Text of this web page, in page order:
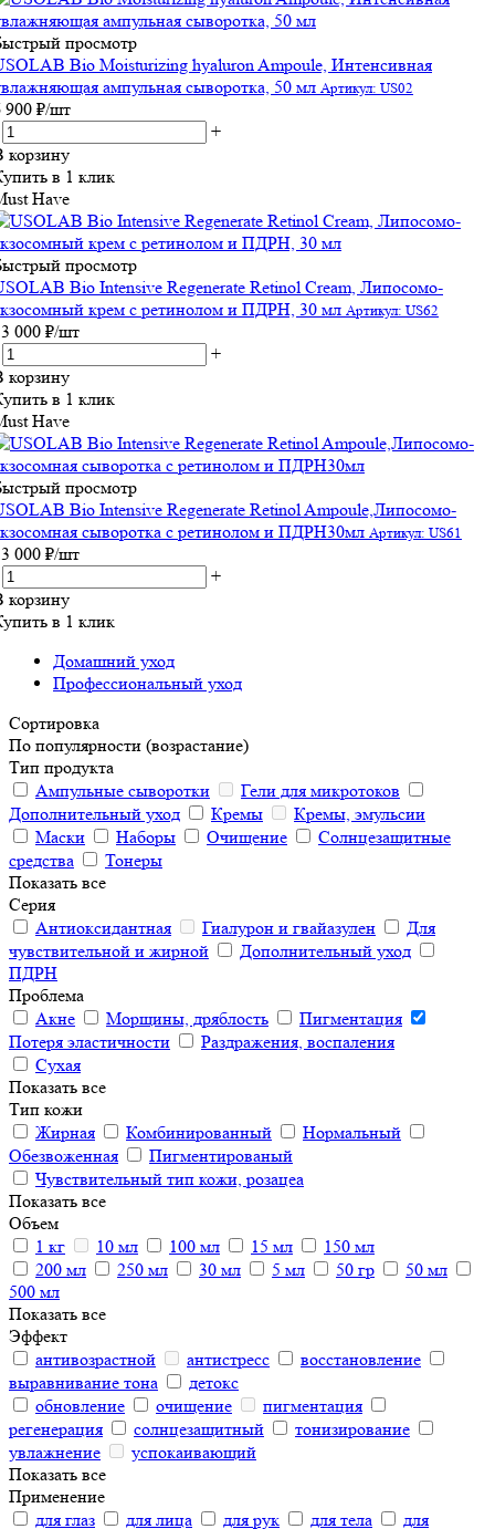
просмотр
Bio Moisturizing hyaluron Ampoule, Интенсивная
ампульная сыворотка, 50 мл Артикул: US02
900 ₽/шт
+
корзину
в 1 клик
Have
просмотр
Bio Intensive Regenerate Retinol Cream, Липосомо-
крем с ретинолом и ПДРН, 30 мл Артикул: US62
000 ₽/шт
+
корзину
в 1 клик
Have
просмотр
Bio Intensive Regenerate Retinol Ampoule,Липосомо-
сыворотка с ретинолом и ПДРН30мл Артикул: US61
000 ₽/шт
+
корзину
в 1 клик
Домашний уход
Профессиональный уход
Сортировка
По популярности (возрастание)
Тип продукта
Ампульные сыворотки
Гели для микротоков
Дополнительный уход
Кремы
Кремы, эмульсии
Маски
Наборы Очищение
Солнцезащитные
средства
Тонеры
Показать все
Серия
Антиоксидантная
Гиалурон и гвайазулен
Для
чувствительной и жирной
Дополнительный уход
ПДРН
Проблема
Акне
Морщины, дряблость
Пигментация
Потеря эластичности
Раздражения, воспаления
Сухая
Показать все
Тип кожи
Жирная
Комбинированный
Нормальный
Обезвоженная
Пигментированый
Чувствительный тип кожи, розацеа
Показать все
Объем
1 кг
10 мл 100 мл 15 мл
150 мл
200 мл
250 мл 30 мл 5 мл 50 гр
50 мл
500 мл
Показать все
Эффект
антивозрастной
антистресс
восстановление
выравнивание тона
детокс
обновление
очищение
пигментация
регенерация
солнцезащитный
тонизирование
увлажнение
успокаивающий
Показать все
Применение
для глаз
для лица для рук для тела для